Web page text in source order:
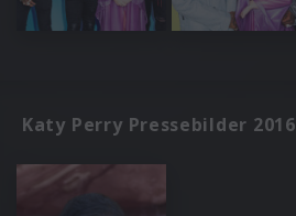
Katy Perry Pressebilder 2016